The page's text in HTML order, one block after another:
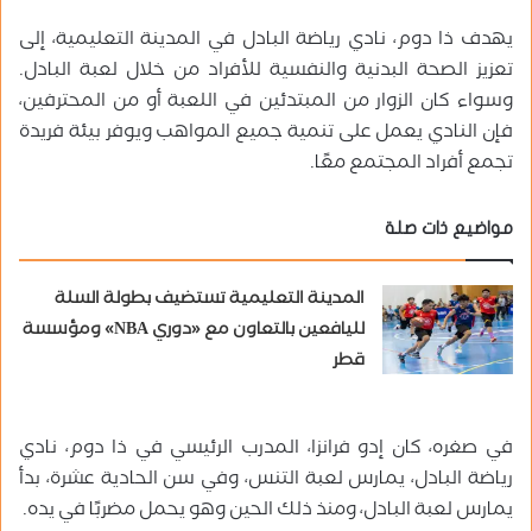
يهدف ذا دوم، نادي رياضة البادل في المدينة التعليمية، إلى
تعزيز الصحة البدنية والنفسية للأفراد من خلال لعبة البادل.
وسواء كان الزوار من المبتدئين في اللعبة أو من المحترفين،
فإن النادي يعمل على تنمية جميع المواهب ويوفر بيئة فريدة
تجمع أفراد المجتمع معًا.
مواضيع ذات صلة
المدينة التعليمية تستضيف بطولة السلة
لليافعين بالتعاون مع «دوري NBA» ومؤسسة
قطر
في صغره، كان إدو فرانزا، المدرب الرئيسي في ذا دوم، نادي
رياضة البادل، يمارس لعبة التنس، وفي سن الحادية عشرة، بدأ
يمارس لعبة البادل، ومنذ ذلك الحين وهو يحمل مضربًا في يده.